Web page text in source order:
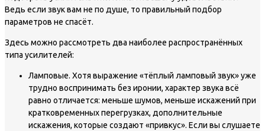
Ведь если звук вам не по душе, то правильный подбор
параметров не спасёт.
Здесь можно рассмотреть два наиболее распространённых
типа усилителей:
Ламповые. Хотя выражение «тёплый ламповый звук» уже
трудно воспринимать без иронии, характер звука всё
равно отличается: меньше шумов, меньше искажений при
кратковременных перегрузках, дополнительные
искажения, которые создают «привкус». Если вы слушаете